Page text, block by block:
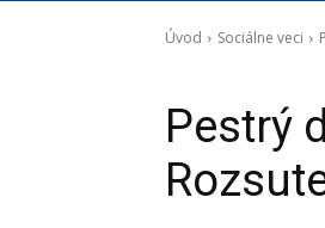
Úvod Sociálne veci
Pestrý